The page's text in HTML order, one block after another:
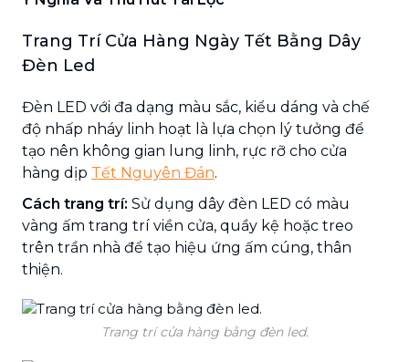
Trang Trí Cửa Hàng Ngày Tết Bằng Dây
Đèn Led
Đèn LED với đa dạng màu sắc, kiểu dáng và chế
độ nhấp nháy linh hoạt là lựa chọn lý tưởng để
tạo nên không gian lung linh, rực rỡ cho cửa
hàng dịp Tết Nguyên Đán.
Cách trang trí: Sử dụng dây đèn LED có màu
vàng ấm trang trí viền cửa, quầy kệ hoặc treo
trên trần nhà để tạo hiệu ứng ấm cúng, thân
thiện.
Trang trí cửa hàng bằng đèn led.